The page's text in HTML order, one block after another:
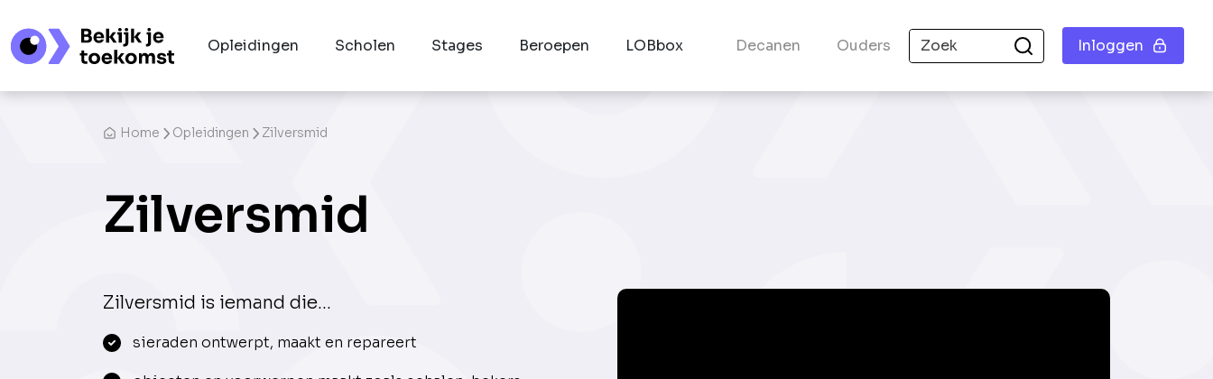
Opleidingen Scholen Stages Beroepen LOBbox Decanen Ouders Inloggen
Home Opleidingen Zilversmid
Zilversmid
Zilversmid is iemand die...
sieraden ontwerpt, maakt en repareert